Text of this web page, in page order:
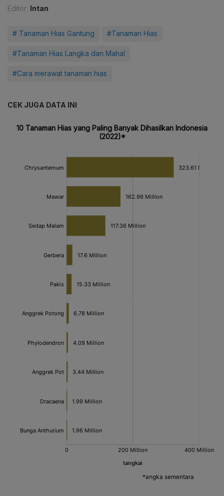
Editor: Intan
# Tanaman Hias Gantung #Tanaman Hias
#Tanaman Hias Langka dan Mahal
#Cara merawat tanaman hias
CEK JUGA DATA INI